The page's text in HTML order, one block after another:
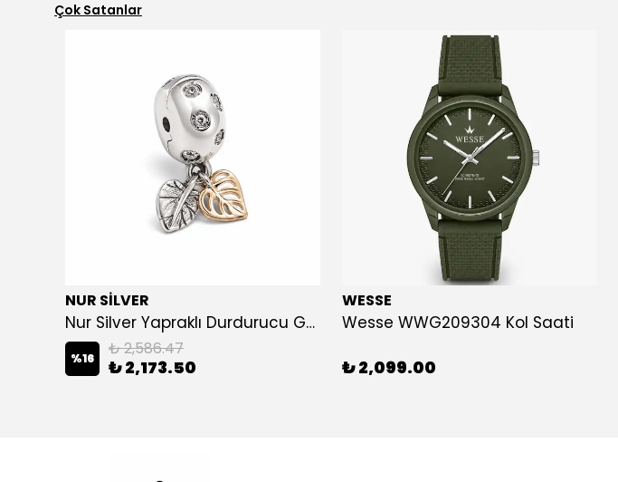
Çok Satanlar
NUR SİLVER
Nur Silver Yapraklı Durdurucu Gümüş Charm - NUR-CM00501
%16 ₺ 2,586.47
₺ 2,173.50
WESSE
Wesse WWG209304 Kol Saati
₺ 2,099.00